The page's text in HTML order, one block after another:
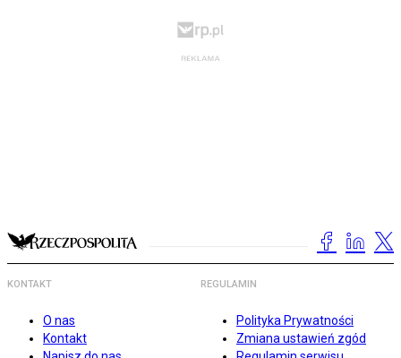
KONTAKT
O nas
Kontakt
REGULAMIN
Polityka Prywatności
Zmiana ustawień zgód